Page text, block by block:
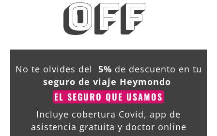
OFF
No te olvides del 5% de descuento en tu
seguro de viaje Heymondo
EL SEGURO QUE USAMOS
Incluye cobertura Covid, app de
asistencia gratuita y doctor online